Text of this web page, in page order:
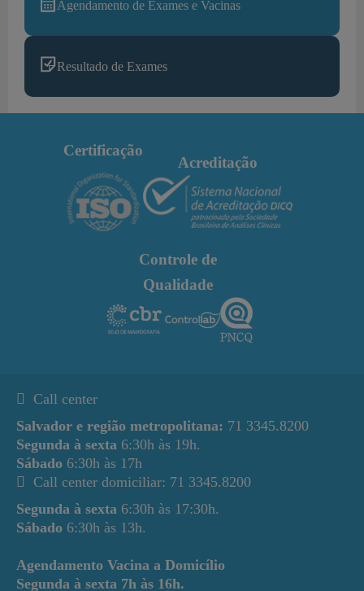
Agendamento de Exames e Vacinas
Resultado de Exames
Certificação
Acreditação
Controle de
Qualidade
Call center
Salvador e região metropolitana: 71 3345.8200
Segunda à sexta 6:30h às 19h.
Sábado 6:30h às 17h
Call center domiciliar: 71 3345.8200
Segunda à sexta 6:30h às 17:30h.
Sábado 6:30h às 13h.
Agendamento Vacina a Domicílio
Segunda à sexta 7h às 16h.